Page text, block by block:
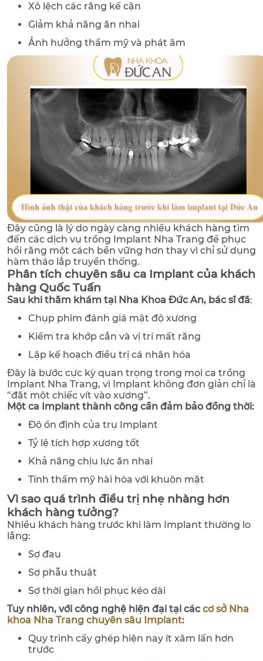
Xô lệch các răng kế cận
Giảm khả năng ăn nhai
Ảnh hưởng thẩm mỹ và phát âm
Đây cũng là lý do ngày càng nhiều khách hàng tìm
đến các dịch vụ trồng Implant Nha Trang để phục
hồi răng một cách bền vững hơn thay vì chỉ sử dụng
hàm tháo lắp truyền thống.
Phân tích chuyên sâu ca Implant của khách
hàng Quốc Tuấn
Sau khi thăm khám tại Nha Khoa Đức An, bác sĩ đã:
Chụp phim đánh giá mật độ xương
Kiểm tra khớp cắn và vị trí mất răng
Lập kế hoạch điều trị cá nhân hóa
Đây là bước cực kỳ quan trọng trong mọi ca trồng
Implant Nha Trang, vì Implant không đơn giản chỉ là
“đặt một chiếc vít vào xương”.
Một ca Implant thành công cần đảm bảo đồng thời:
Độ ổn định của trụ Implant
Tỷ lệ tích hợp xương tốt
Khả năng chịu lực ăn nhai
Tính thẩm mỹ hài hòa với khuôn mặt
Vì sao quá trình điều trị nhẹ nhàng hơn
khách hàng tưởng?
Nhiều khách hàng trước khi làm Implant thường lo
lắng:
Sợ đau
Sợ phẫu thuật
Sợ thời gian hồi phục kéo dài
Tuy nhiên, với công nghệ hiện đại tại cáccơ sở Nha
khoa Nha Trang chuyên sâu Implant:
Quy trình cấy ghép hiện nay ít xâm lấn hơn
trước